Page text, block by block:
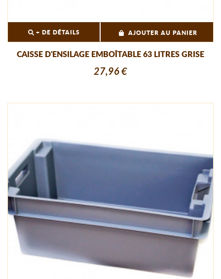
+ DE DÉTAILS AJOUTER AU PANIER
CAISSE D'ENSILAGE EMBOÎTABLE 63 LITRES GRISE
27,96 €